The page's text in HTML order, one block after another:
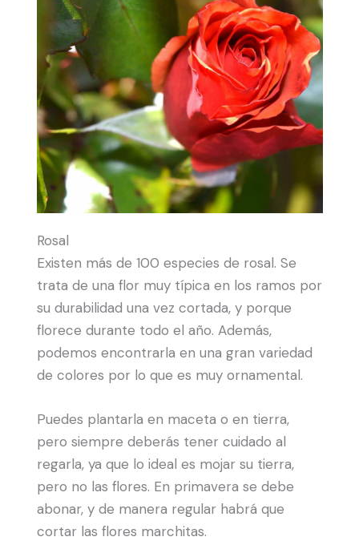
Rosal
Existen más de 100 especies de rosal. Se
trata de una flor muy típica en los ramos por
su durabilidad una vez cortada, y porque
florece durante todo el año. Además,
podemos encontrarla en una gran variedad
de colores por lo que es muy ornamental.
Puedes plantarla en maceta o en tierra,
pero siempre deberás tener cuidado al
regarla, ya que lo ideal es mojar su tierra,
pero no las flores. En primavera se debe
abonar, y de manera regular habrá que
cortar las flores marchitas.